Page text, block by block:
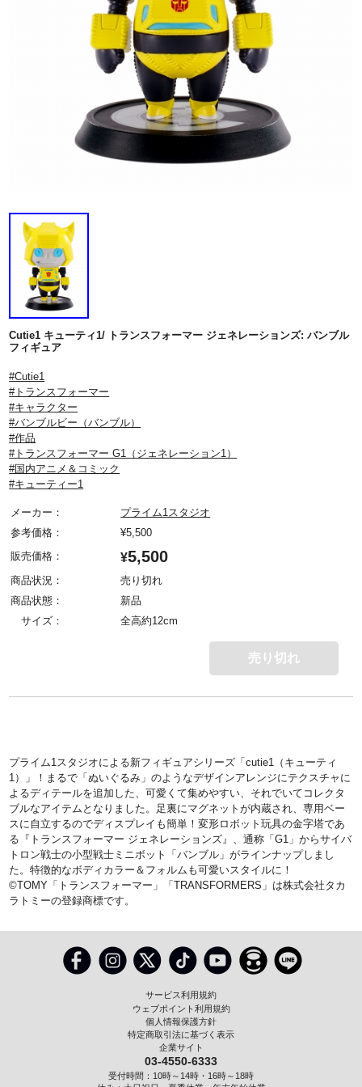
Cutie1 キューティ1/ トランスフォーマー ジェネレーションズ: バンブル
フィギュア
#Cutie1
#トランスフォーマー
#キャラクター
#バンブルビー（バンブル）
#作品
#トランスフォーマー G1（ジェネレーション1）
#国内アニメ＆コミック
#キューティー1
メーカー：
プライム1スタジオ
参考価格：
¥5,500
販売価格：
¥5,500
商品状況：
売り切れ
商品状態：
新品
サイズ：
全高約12cm
売り切れ
プライム1スタジオによる新フィギュアシリーズ「cutie1（キューティ
1）」！まるで「ぬいぐるみ」のようなデザインアレンジにテクスチャに
よるディテールを追加した、可愛くて集めやすい、それでいてコレクタ
ブルなアイテムとなりました。足裏にマグネットが内蔵され、専用ベー
スに自立するのでディスプレイも簡単！変形ロボット玩具の金字塔であ
る『トランスフォーマー ジェネレーションズ』、通称「G1」からサイバ
トロン戦士の小型戦士ミニボット「バンブル」がラインナップしまし
た。特徴的なボディカラー＆フォルムも可愛いスタイルに！
©TOMY「トランスフォーマー」「TRANSFORMERS」は株式会社タカ
ラトミーの登録商標です。
サービス利用規約
ウェブポイント利用規約
個人情報保護方針
特定商取引法に基づく表示
企業サイト
03-4550-6333
受付時間：10時～14時・16時～18時